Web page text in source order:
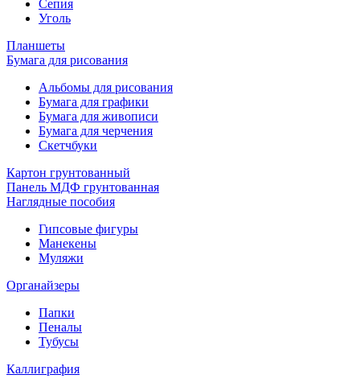
Сепия
Уголь
Планшеты
Бумага для рисования
Альбомы для рисования
Бумага для графики
Бумага для живописи
Бумага для черчения
Скетчбуки
Картон грунтованный
Панель МДФ грунтованная
Наглядные пособия
Гипсовые фигуры
Манекены
Муляжи
Органайзеры
Папки
Пеналы
Тубусы
Каллиграфия